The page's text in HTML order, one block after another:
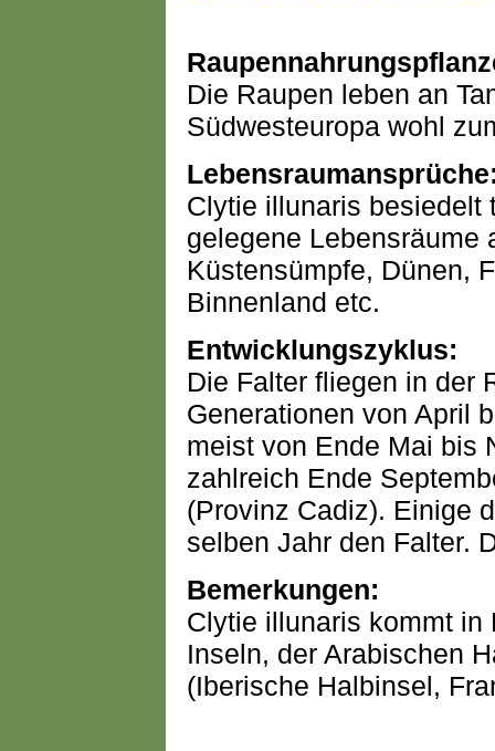
Die Raupen leben an
Südwesteuropa wohl
Clytie illunaris besiedelt
gelegene Lebensräume
Küstensümpfe, Dünen,
Binnenland etc.
Entwicklungszyklus:
Die Falter fliegen in der
Generationen von April
meist von Ende Mai bis
zahlreich Ende
(Provinz Cadiz). Einige
selben Jahr den Falter.
Bemerkungen:
Clytie illunaris kommt in
Inseln, der Arabischen
(Iberische Halbinsel,